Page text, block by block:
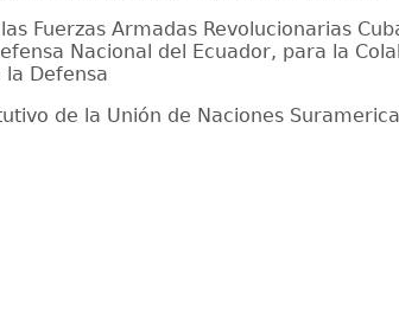
Fuerzas Armadas Revolucionarias
Nacional del Ecuador, para la
la Defensa
de la Unión de Naciones